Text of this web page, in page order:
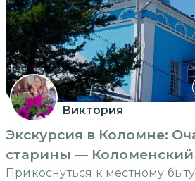
Виктория
Экскурсия в Коломне:
старины —
Прикоснуться к местному